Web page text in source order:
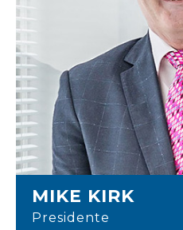
MIKE KIRK
Presidente